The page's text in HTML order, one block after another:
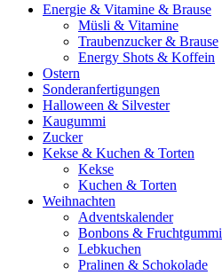
Energie & Vitamine & Brause
Müsli & Vitamine
Traubenzucker & Brause
Energy Shots & Koffein
Ostern
Sonderanfertigungen
Halloween & Silvester
Kaugummi
Zucker
Kekse & Kuchen & Torten
Kekse
Kuchen & Torten
Weihnachten
Adventskalender
Bonbons & Fruchtgummi
Lebkuchen
Pralinen & Schokolade